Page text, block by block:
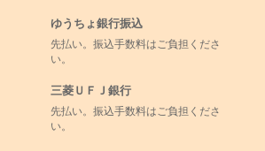
ゆうちょ銀行振込
先払い。振込手数料はご負担くださ
い。
三菱ＵＦＪ銀行
先払い。振込手数料はご負担くださ
い。